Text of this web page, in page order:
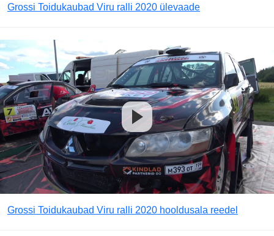
Grossi Toidukaubad Viru ralli 2020 ülevaade
Grossi Toidukaubad Viru ralli 2020 hooldusala reedel